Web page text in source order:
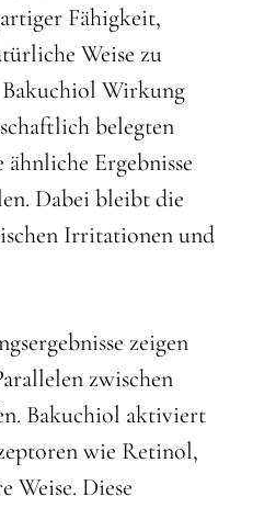
Fähigkeit,
Weise zu
Wirkung
belegten
Ergebnisse
Dabei bleibt die
Irritationen und
zeigen
zwischen
Bakuchiol aktiviert
wie Retinol,
Weise. Diese